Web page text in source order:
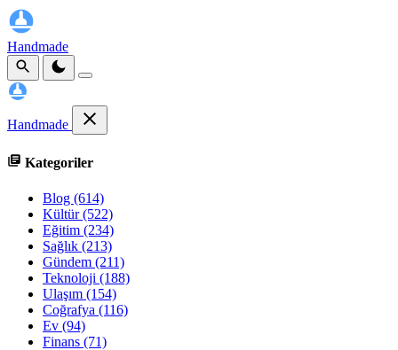
Handmade
Handmade
Kategoriler
Blog (614)
Kültür(522)
Eğitim (234)
Sağlık (213)
Gündem (211)
Teknoloji (188)
Ulaşım (154)
Coğrafya (116)
Ev (94)
Finans (71)